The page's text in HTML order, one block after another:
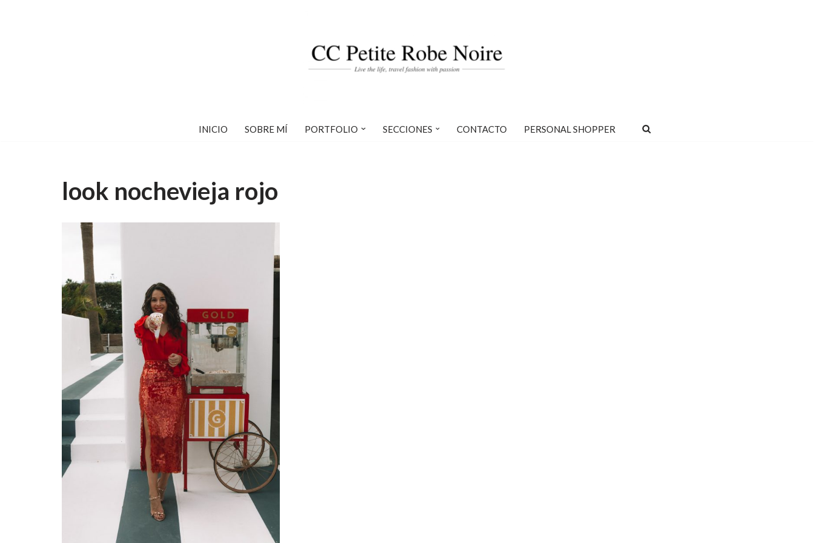
INICIO SOBRE MÍ PORTFOLIO SECCIONES CONTACTO PERSONAL SHOPPER
look nochevieja rojo